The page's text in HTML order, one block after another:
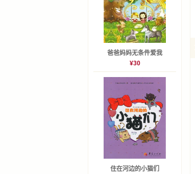
爸爸妈妈无条件爱我
¥30
住在河边的小猫们